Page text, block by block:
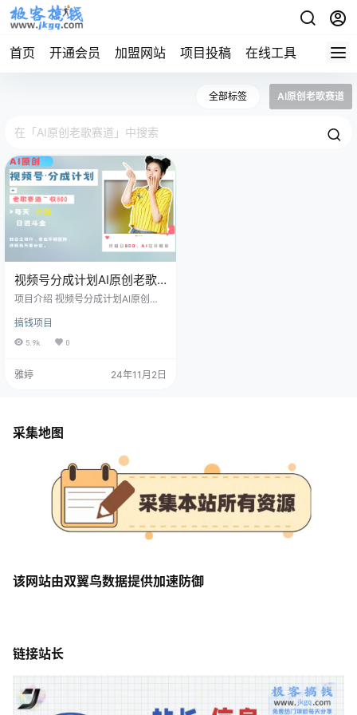
首页 开通会员 加盟网站 项目投稿 在线工具 地址发
全部标签 AI原创老歌赛道
视频号分成计划AI原创老歌
赛道
项目介绍 视频号分成计划AI原创老
关键节点
搞钱项目
5.9k 0
雅婷 24年11月2日
采集地图
该网站由双翼鸟数据提供加速防御
链接站长